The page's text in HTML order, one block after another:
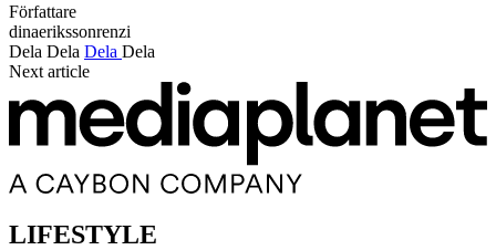
Författare
dinaerikssonrenzi
Dela Dela Dela Dela
Next article
LIFESTYLE